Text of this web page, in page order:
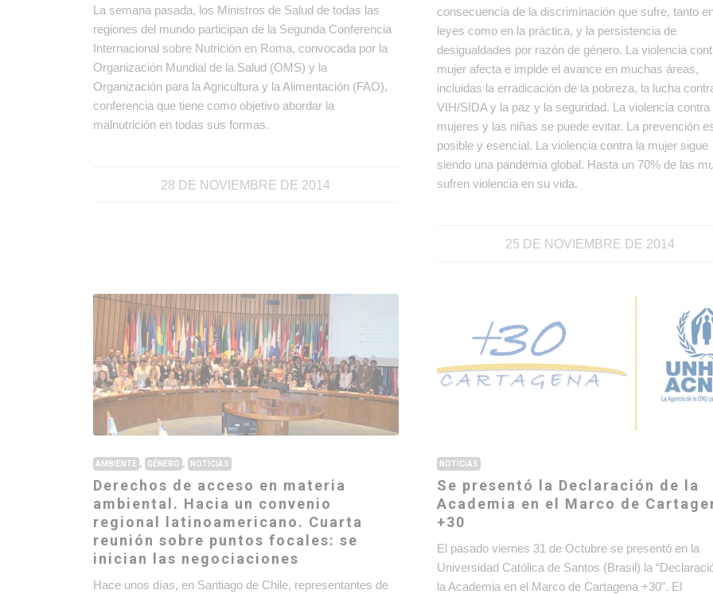
La semana pasada, los Ministros de Salud de todas las
regiones del mundo participan de la Segunda Conferencia
Internacional sobre Nutrición en Roma, convocada por la
Organización Mundial de la Salud (OMS) y la
Organización para la Agricultura y la Alimentación (FAO),
conferencia que tiene como objetivo abordar la
malnutrición en todas sus formas.
28 DE NOVIEMBRE DE 2014
consecuencia de la discriminación que sufre, tanto
leyes como en la práctica, y la persistencia de
desigualdades por razón de género. La violencia
mujer afecta e impide el avance en muchas áreas,
incluidas la erradicación de la pobreza, la lucha
VIH/SIDA y la paz y la seguridad. La violencia contra
mujeres y las niñas se puede evitar. La prevención
posible y esencial. La violencia contra la mujer sigue
siendo una pandemia global. Hasta un 70% de las
sufren violencia en su vida.
25 DE NOVIEMBRE DE 2014
AMBIENTE , GÉNERO , NOTICIAS
Derechos de acceso en materia
ambiental. Hacia un convenio
regional latinoamericano. Cuarta
reunión sobre puntos focales: se
inician las negociaciones
Hace unos días, en Santiago de Chile, representantes de
NOTICIAS
Se presentó la Declaración de la
Academia en el Marco de
+30
El pasado viernes 31 de Octubre se presentó en la
Universidad Católica de Santos (Brasil) la
la Academia en el Marco de Cartagena +30”. El